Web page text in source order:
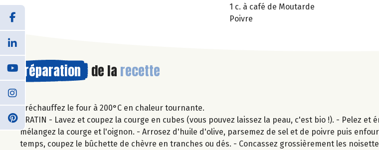
1 c. à café de Moutarde
Poivre
Préparation de la recette
Préchauffez le four à 200°C en chaleur tournante.
GRATIN - Lavez et coupez la courge en cubes (vous pouvez laissez la peau, c'est bio !). - Pelez
mélangez la courge et l'oignon. - Arrosez d'huile d'olive, parsemez de sel et de poivre puis
temps, coupez le bûchette de chèvre en tranches ou dés. - Concassez grossièrement les